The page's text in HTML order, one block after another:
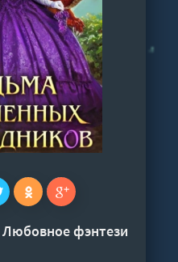
Любовное фэнтези